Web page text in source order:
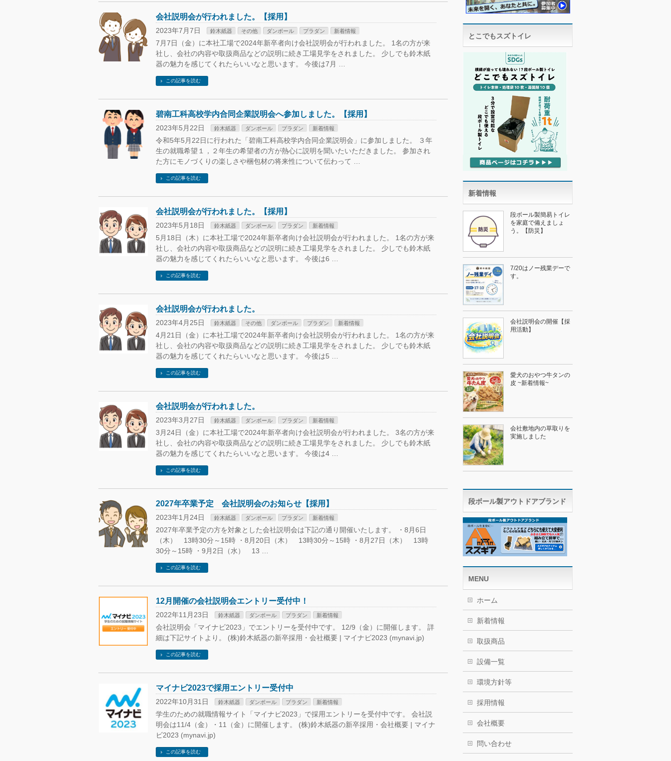
会社説明会が行われました。【採用】
2023年7月7日 鈴木紙器 その他 ダンボール プラダン 新着情報
7月7日（金）に本社工場で2024年新卒者向け会社説明会が行われました。 1名の方が来
社し、会社の内容や取扱商品などの説明に続き工場見学をされました。 少しでも鈴木紙
器の魅力を感じてくれたらいいなと思います。 今後は7月 …
この記事を読む
碧南工科高校学内合同企業説明会へ参加しました。【採用】
2023年5月22日 鈴木紙器 ダンボール プラダン 新着情報
令和5年5月22日に行われた「碧南工科高校学内合同企業説明会」に参加しました。 ３年
生の就職希望１，２年生の希望者の方が熱心に説明を聞いたいただきました。 参加され
た方にモノづくりの楽しさや梱包材の将来性について伝わって …
この記事を読む
会社説明会が行われました。【採用】
2023年5月18日 鈴木紙器 ダンボール プラダン 新着情報
5月18日（木）に本社工場で2024年新卒者向け会社説明会が行われました。 1名の方が来
社し、会社の内容や取扱商品などの説明に続き工場見学をされました。 少しでも鈴木紙
器の魅力を感じてくれたらいいなと思います。 今後は6 …
この記事を読む
会社説明会が行われました。
2023年4月25日 鈴木紙器 その他 ダンボール プラダン 新着情報
4月21日（金）に本社工場で2024年新卒者向け会社説明会が行われました。 1名の方が来
社し、会社の内容や取扱商品などの説明に続き工場見学をされました。 少しでも鈴木紙
器の魅力を感じてくれたらいいなと思います。 今後は5 …
この記事を読む
会社説明会が行われました。
2023年3月27日 鈴木紙器 ダンボール プラダン 新着情報
3月24日（金）に本社工場で2024年新卒者向け会社説明会が行われました。 3名の方が来
社し、会社の内容や取扱商品などの説明に続き工場見学をされました。 少しでも鈴木紙
器の魅力を感じてくれたらいいなと思います。 今後は4 …
この記事を読む
2027年卒業予定 会社説明会のお知らせ【採用】
2023年1月24日 鈴木紙器 ダンボール プラダン 新着情報
2027年卒業予定の方を対象とした会社説明会は下記の通り開催いたします。 ・8月6日
（木） 13時30分～15時 ・8月20日（木） 13時30分～15時 ・8月27日（木） 13時
30分～15時 ・9月2日（水） 13 …
この記事を読む
12月開催の会社説明会エントリー受付中！
2022年11月23日 鈴木紙器 ダンボール プラダン 新着情報
会社説明会「マイナビ2023」でエントリーを受付中です。 12/9（金）に開催します。 詳
細は下記サイトより。 (株)鈴木紙器の新卒採用・会社概要 | マイナビ2023 (mynavi.jp)
この記事を読む
マイナビ2023で採用エントリー受付中
2022年10月31日 鈴木紙器 ダンボール プラダン 新着情報
学生のための就職情報サイト「マイナビ2023」で採用エントリーを受付中です。 会社説
明会は11/4（金）・11（金）に開催します。 (株)鈴木紙器の新卒採用・会社概要 | マイナ
ビ2023 (mynavi.jp)
この記事を読む
とこでもスズトイレ
新着情報
段ボール製簡易トイレ
を家庭で備えましょ
う。【防災】
7/20はノー残業デーで
す。
会社説明会の開催【採
用活動】
愛犬のおやつ牛タンの
皮 ~新着情報~
会社敷地内の草取りを
実施しました
段ボール製アウトドアブランド
MENU
ホーム
新着情報
取扱商品
設備一覧
環境方針等
採用情報
会社概要
問い合わせ